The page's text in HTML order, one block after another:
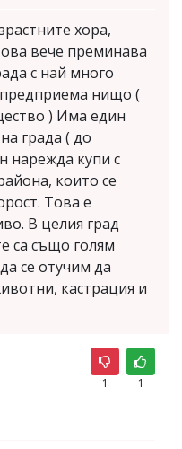
хора,
вече преминава
с най много
нищо (
) Има един
града ( до
нарежда купи с
които се
Това е
В целия град
са също голям
се отучим да
кастрация и
1 1